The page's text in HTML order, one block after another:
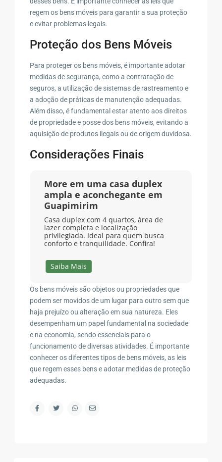
regem os bens móveis para garantir a sua proteção
e evitar problemas legais.
Proteção dos Bens Móveis
Para proteger os bens móveis, é importante adotar
medidas de segurança, como a contratação de
seguros, a utilização de sistemas de rastreamento e
a adoção de práticas de manutenção adequadas.
Além disso, é fundamental estar atento aos direitos
de propriedade e posse dos bens móveis, evitando a
aquisição de produtos ilegais ou de origem duvidosa.
Considerações Finais
More em uma casa duplex
ampla e aconchegante em
Guapimirim
Casa duplex com 4 quartos, área de
lazer completa e localização
privilegiada. Ideal para quem busca
conforto e tranquilidade. Confira!
Saiba Mais
Os bens móveis são objetos ou propriedades que
podem ser movidos de um lugar para outro sem que
haja prejuízo ou alteração em sua natureza. Eles
desempenham um papel fundamental na sociedade
e na economia, sendo essenciais para o
funcionamento de diversas atividades. É importante
conhecer os diferentes tipos de bens móveis, as leis
que regem esses bens e adotar medidas de proteção
adequadas.